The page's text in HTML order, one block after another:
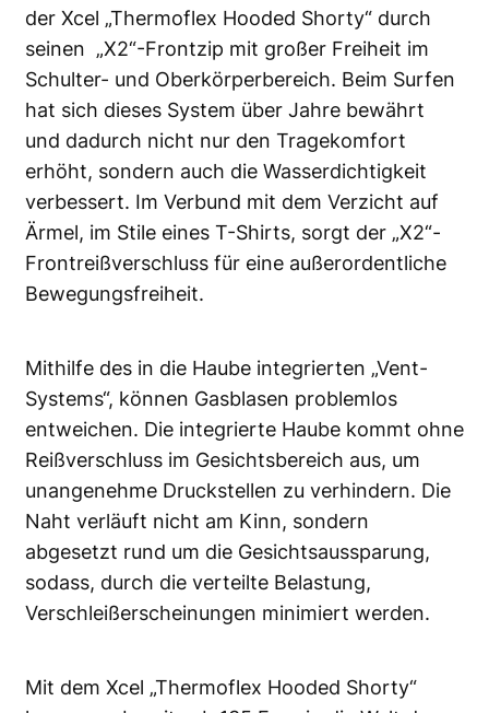
der Xcel „Thermoflex Hooded Shorty“ durch
seinen „X2“-Frontzip mit großer Freiheit im
Schulter- und Oberkörperbereich. Beim Surfen
hat sich dieses System über Jahre bewährt
und dadurch nicht nur den Tragekomfort
erhöht, sondern auch die Wasserdichtigkeit
verbessert. Im Verbund mit dem Verzicht auf
Ärmel, im Stile eines T-Shirts, sorgt der „X2“-
Frontreißverschluss für eine außerordentliche
Bewegungsfreiheit.
Mithilfe des in die Haube integrierten „Vent-
Systems“, können Gasblasen problemlos
entweichen. Die integrierte Haube kommt ohne
Reißverschluss im Gesichtsbereich aus, um
unangenehme Druckstellen zu verhindern. Die
Naht verläuft nicht am Kinn, sondern
abgesetzt rund um die Gesichtsaussparung,
sodass, durch die verteilte Belastung,
Verschleißerscheinungen minimiert werden.
Mit dem Xcel „Thermoflex Hooded Shorty“